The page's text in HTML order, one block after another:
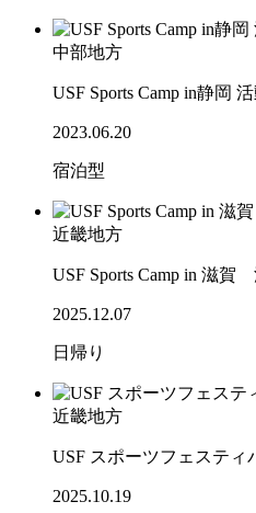
中部地方
USF Sports Camp in静岡
2023.06.20
宿泊型
近畿地方
USF Sports Camp in 滋賀
2025.12.07
日帰り
近畿地方
USF スポーツフェステ
2025.10.19